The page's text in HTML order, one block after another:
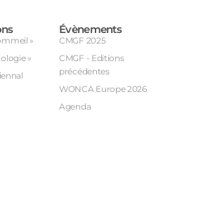
»
»
Évènements
CMGF 2025
CMGF - Editions
précédentes
WONCA Europe 2026
Agenda